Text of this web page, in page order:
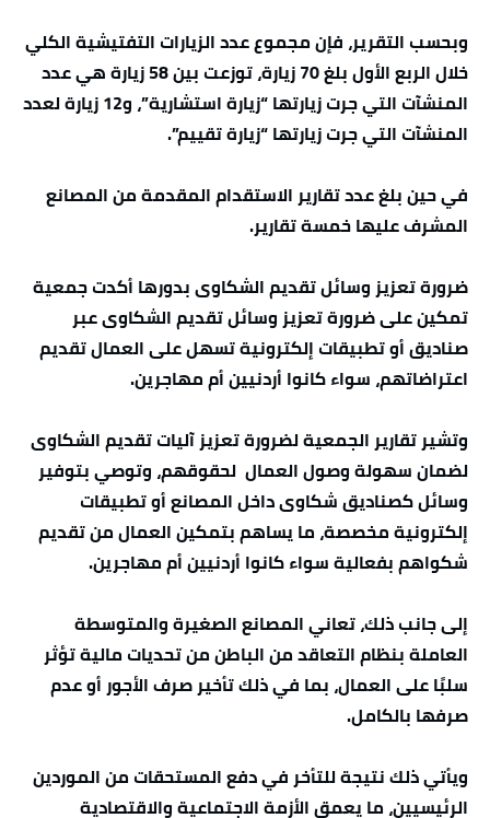
وبحسب التقرير، فإن مجموع عدد الزيارات التفتيشية الكلي
خلال الربع الأول بلغ 70 زيارة، توزعت بين 58 زيارة هي عدد
المنشآت التي جرت زيارتها “زيارة استشارية”، و12 زيارة لعدد
المنشآت التي جرت زيارتها “زيارة تقييم”.
في حين بلغ عدد تقارير الاستقدام المقدمة من المصانع
المشرف عليها خمسة تقارير.
ضرورة تعزيز وسائل تقديم الشكاوى بدورها أكدت جمعية
تمكين على ضرورة تعزيز وسائل تقديم الشكاوى عبر
صناديق أو تطبيقات إلكترونية تسهل على العمال تقديم
اعتراضاتهم، سواء كانوا أردنيين أم مهاجرين.
وتشير تقارير الجمعية لضرورة تعزيز آليات تقديم الشكاوى
لضمان سهولة وصول العمال لحقوقهم، وتوصي بتوفير
وسائل كصناديق شكاوى داخل المصانع أو تطبيقات
إلكترونية مخصصة، ما يساهم بتمكين العمال من تقديم
شكواهم بفعالية سواء كانوا أردنيين أم مهاجرين.
إلى جانب ذلك، تعاني المصانع الصغيرة والمتوسطة
العاملة بنظام التعاقد من الباطن من تحديات مالية تؤثر
سلبًا على العمال، بما في ذلك تأخير صرف الأجور أو عدم
صرفها بالكامل.
ويأتي ذلك نتيجة للتأخر في دفع المستحقات من الموردين
الرئيسيين، ما يعمق الأزمة الاجتماعية والاقتصادية